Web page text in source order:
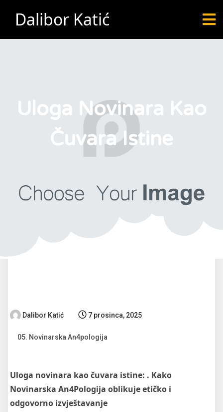
Dalibor Katić
Uloga Novinara Kao
Čuvara Istine
Dalibor Katić 7 prosinca, 2025
05. Novinarska An4pologija
Uloga novinara kao čuvara istine: . Kako
Novinarska An4Pologija oblikuje etičko i
odgovorno izvještavanje